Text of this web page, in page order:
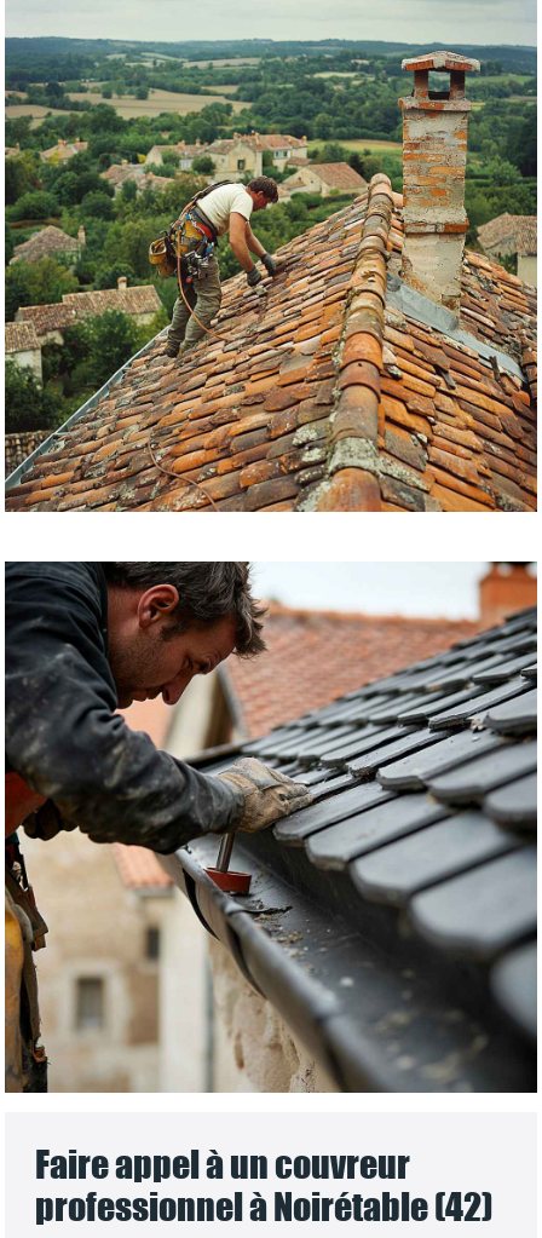
Faire appel à un couvreur
professionnel à Noirétable (42)